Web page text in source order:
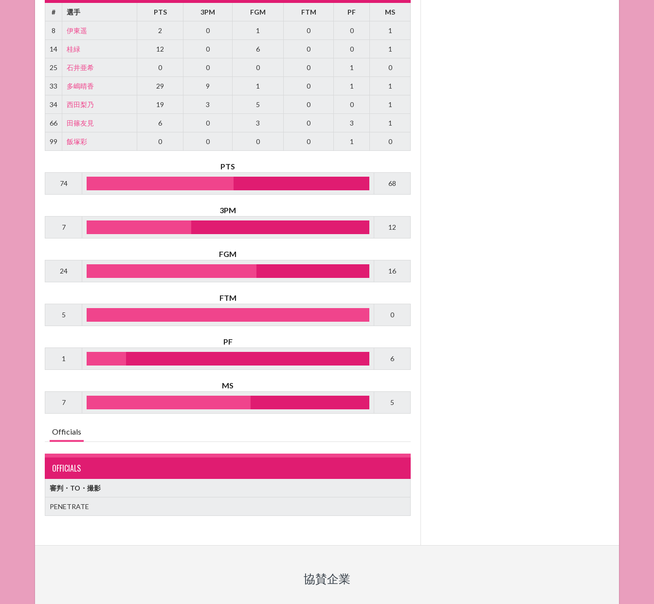
# 選手 PTS 3PM FGM FTM PF MS
8 伊東遥 2 0 1 0 0 1
14 桂緑 12 0 6 0 0 1
25 石井亜希 0 0 0 0 1 0
33 多嶋晴香 29 9 1 0 1 1
34 西田梨乃 19 3 5 0 0 1
66 田篠友見 6 0 3 0 3 1
99 飯塚彩 0 0 0 0 1 0
PTS
74 68
3PM
7 12
FGM
24 16
FTM
5 0
PF
1 6
MS
7 5
Officials
OFFICIALS
審判・TO・撮影
PENETRATE
協賛企業